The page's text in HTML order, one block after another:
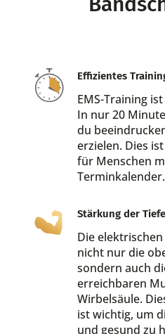
Effizientes
EMS-Training
In nur 20
du
erzielen. Dies
für Menschen
Terminkalender.
Stärkung der
Die
nicht nur die
sondern auch
erreichbaren
Wirbelsäule.
ist wichtig, um
und gesund zu